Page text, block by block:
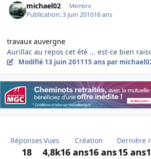
michael02 Membre
Publication:3 juin 201016 ans
travaux auvergne
Aurillac au repos cet été ... est-ce bien
Modifié 13 juin 201115 ans par
Réponses
18
Vues
4,8k
Création
16 ans16 ans
Dernière
15 ans